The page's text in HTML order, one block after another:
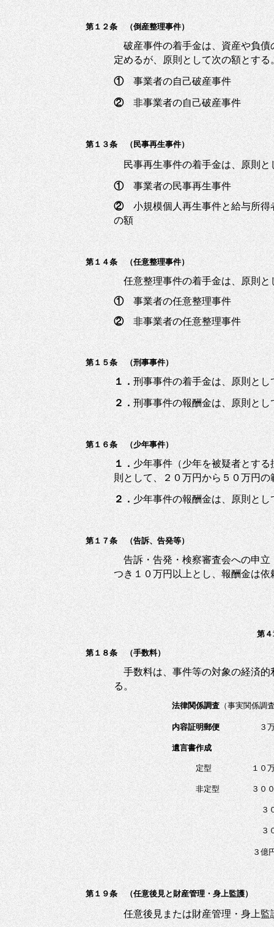
第１２条 （倒産整理事件）
破産事件の着手金は、資産や負債
定めるが、原則として次の額とする
①事業者の自己破産事件 ５
②非事業者の自己破産事件 ２
第１３条 （民事再生事件）
民事再生事件の着手金は、原則と
①事業者の民事再生事件 １０
②小規模個人再生事件と給与所
の額
第１４条 （任意整理事件）
任意整理事件の着手金は、原則
①事業者の任意整理事件 ５
②非事業者の任意整理事件 ３
第１５条 （刑事事件）
１． 刑事事件の着手金は、原則と
２．刑事事件の報酬金は、原則と
第１６条 （少年事件）
１． 少年事件（少年を被疑者とす
則として、２０万円から５０万円
２． 少年事件の報酬金は、原則と
第１７条 （告訴、告発等）
告訴・告発・検察審査会への申立
つき１０万円以上とし、報酬金は
第
第１８条 （手数料）
手数料は、事件等の対象の経済的
る。
法律関係調査（事実関係
内容証明郵便３万円か
遺言書作成
定型 １０万円から
非定型 ３０
３００万円を
３０００万円を
３
第１９条 （任意後見と財産管理・身上監護）
任意後見または財産管理・身上監